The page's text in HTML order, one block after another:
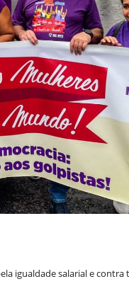
igualdade salarial e